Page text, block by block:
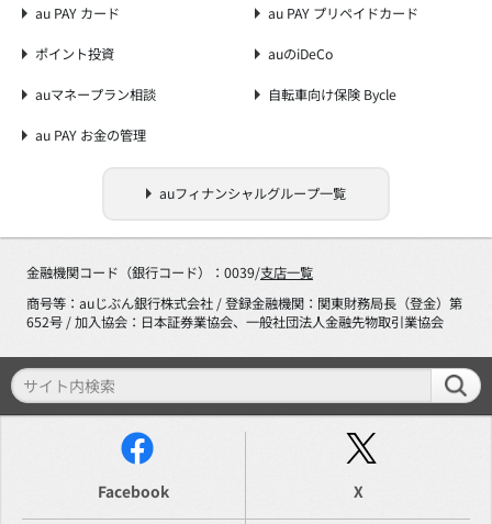
au PAY カード au PAY プリペイドカード
ポイント投資 auのiDeCo
auマネープラン相談 自転車向け保険 Bycle
au PAY お金の管理
auフィナンシャルグループ一覧
金融機関コード（銀行コード）：0039/支店一覧
商号等：auじぶん銀行株式会社 / 登録金融機関：関東財務局長（登金）第
652号 / 加入協会：日本証券業協会、一般社団法人金融先物取引業協会
Facebook X